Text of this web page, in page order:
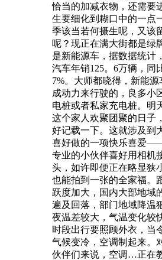
恰当的加减衣物，还需要
生要细化到糊口中的一点
季该当若何摄生呢，又该
呢？现正在满大街都是绿
是新能源车，据数据统计
汽车年销125。6万辆，同
7%。大师都晓得，新能
成动力来行驶的，良多小
电桩或者私家充电桩。明
这个家人欢聚团聚的日子
好记载一下。这就涉及到
喜好做的一项快乐喜爱
专业的小伙伴喜好用相机
头，如许即便正在略显狭
也能拍到一张的全家福。
跃度加大，国内大部地域
遍及回落，部门地域降温
夜温差较大，气温变化较
时段出行要照顾外衣，当
气候变冷，空调制起来。
伙伴们来说，空调…正在